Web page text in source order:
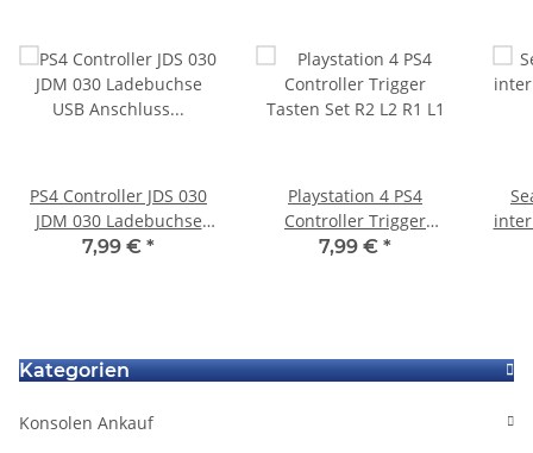
PS4 Controller JDS 030
JDM 030 Ladebuchse
USB Anschluss Platine
7,99 € *
Playstation 4 PS4
Controller Trigger
Tasten Set R2 L2 R1 L1
7,99 € *
Kategorien
Konsolen Ankauf